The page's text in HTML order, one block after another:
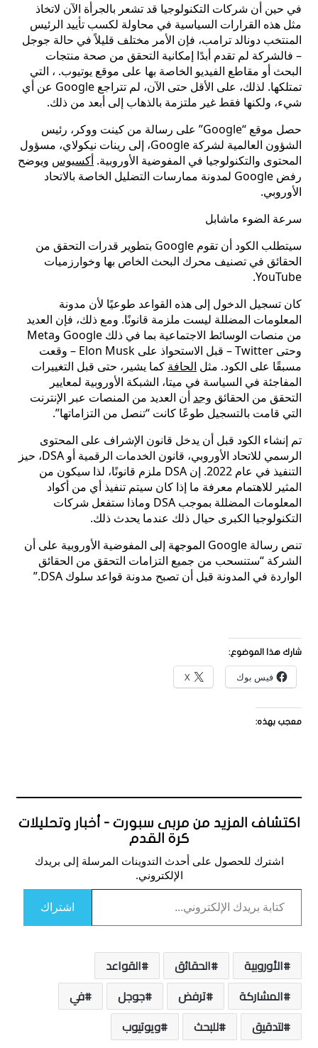
في حين أن شركات التكنولوجيا قد تشعر بالجرأة الآن لاتخاذ
مثل هذه القرارات السياسية في محاولة لكسب تأييد الرئيس
المنتخب دونالد ترامب، فإن الأمر مختلف قليلاً في حالة جوجل
– فالشركة لم تقدم أبدًا إمكانية التحقق من صحة منتجات
البحث أو مقاطع الفيديو الخاصة بها على موقع يوتيوب. ، التي
تمتلكها. لذلك، على الأقل حتى الآن، لم تتراجع Google عن أي
شيء، ولكنها فقط غير ملتزمة بالذهاب إلى أبعد من ذلك.
حصل موقع “Google” على رسالة من كينت ووكر، رئيس
الشؤون العالمية لشركة Google، إلى رينات نيكولاي، مسؤول
المحتوى والتكنولوجيا في المفوضية الأوروبية. أكسيوس ويوضح
رفض Google لمدونة ممارسات التضليل الخاصة بالاتحاد
الأوروبي.
سرعة الضوء ماشابل
سيتطلب الكود أن تقوم Google بتطوير قدرات التحقق من
الحقائق في تصنيف محرك البحث الخاص بها وخوارزميات
YouTube.
كان تسجيل الدخول إلى هذه القواعد طوعيًا لأن مدونة
المعلومات المضللة ليست ملزمة قانونًا. ومع ذلك، فإن العديد
من منصات الوسائط الاجتماعية بما في ذلك Google وMeta
وحتى Twitter – قبل الاستحواذ على Elon Musk – وقعت
مسبقًا على الكود. مثل الحافة كما يشير، حتى قبل التغييرات
المفاجئة في السياسة في ميتا، الشبكة الأوروبية لمعايير
التحقق من الحقائق وجد أن العديد من المنصات عبر الإنترنت
التي قامت بالتسجيل طوعًا كانت “تنصل من التزاماتها”.
تم إنشاء الكود قبل أن يدخل قانون الإشراف على المحتوى
الرسمي للاتحاد الأوروبي، قانون الخدمات الرقمية أو DSA، حيز
التنفيذ في عام 2022. إن DSA ملزم قانونًا، لذا سيكون من
المثير للاهتمام معرفة ما إذا كان سيتم تنفيذ أي من أكواد
المعلومات المضللة بموجب DSA وماذا ستفعل شركات
التكنولوجيا الكبرى حيال ذلك عندما يحدث ذلك.
تنص رسالة Google الموجهة إلى المفوضية الأوروبية على أن
الشركة “ستنسحب من جميع التزامات التحقق من الحقائق
الواردة في المدونة قبل أن تصبح مدونة قواعد سلوك DSA.”
شارك هذا الموضوع:
فيس بوك X
معجب بهذه:
اكتشاف المزيد من مربى سبورت - أخبار وتحليلات
كرة القدم
اشترك للحصول على أحدث التدوينات المرسلة إلى بريدك
الإلكتروني.
كتابة بريدك الإلكتروني...
اشتراك
الأوروبية الحقائق
القواعد
المشاركة
ترفض جوجل
في
لتدقيق
للبحث ويوتيوب